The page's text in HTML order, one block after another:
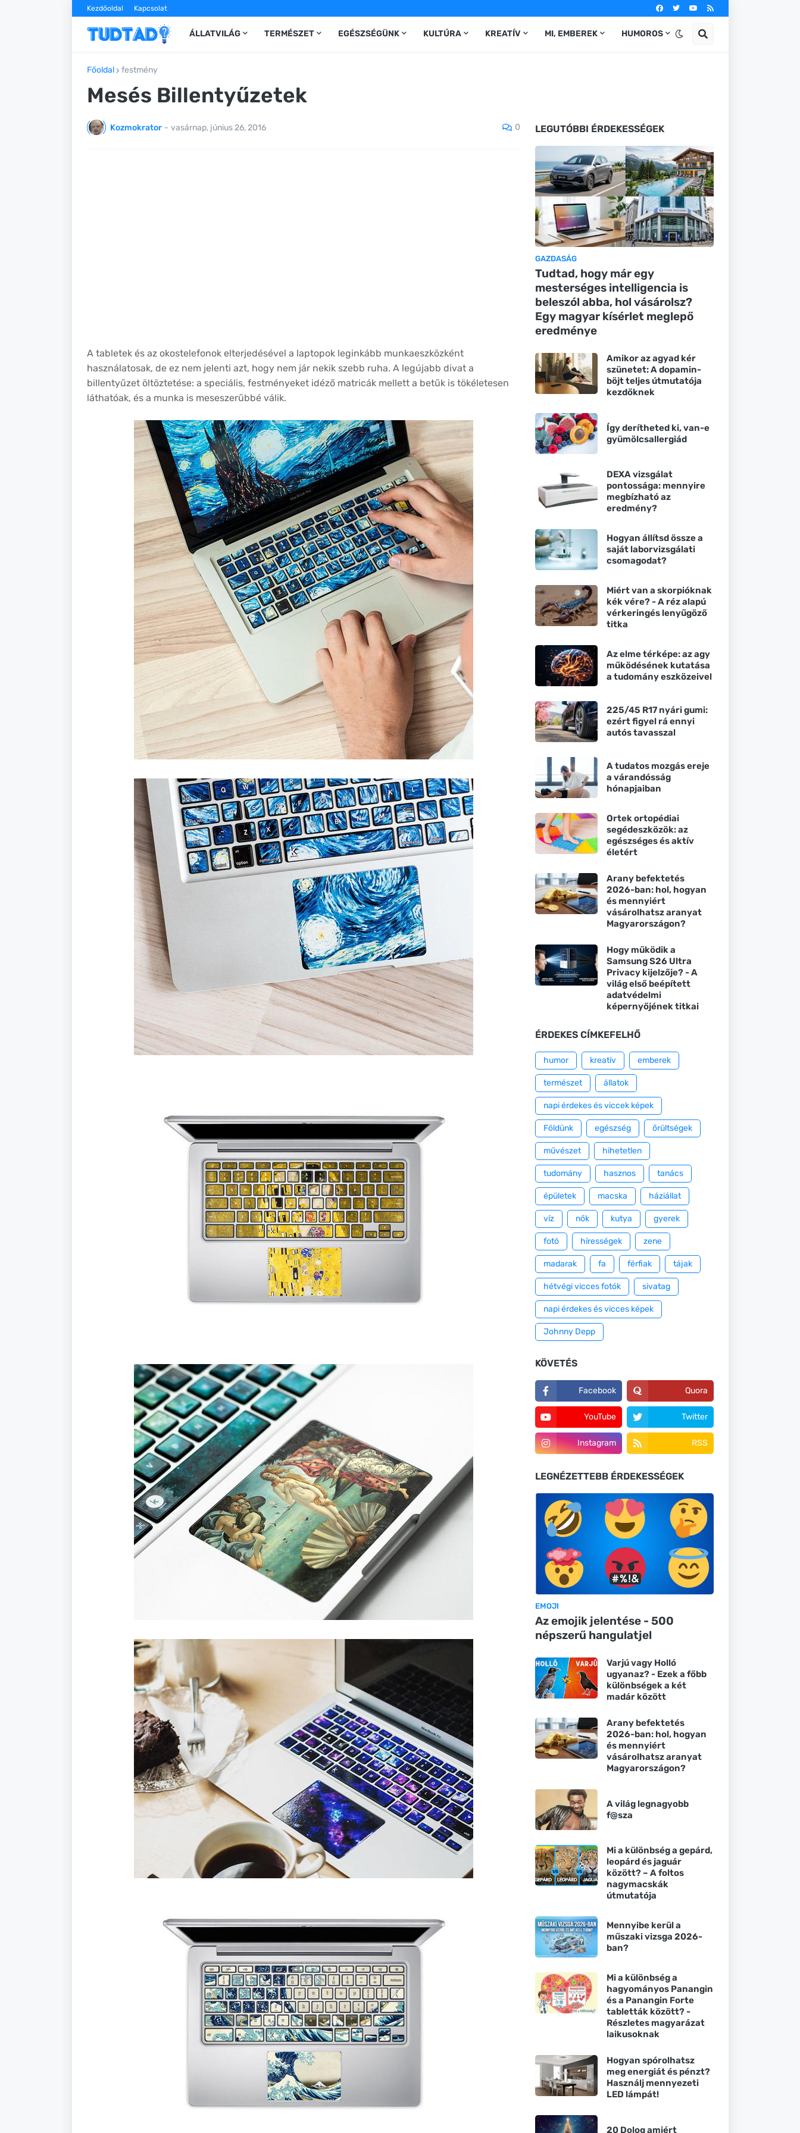
Kezdőoldal Kapcsolat
ÁLLATVILÁG TERMÉSZET EGÉSZSÉGÜNK KULTÚRA KREATÍV MI, EMBEREK HUMOROS
Főoldal festmény
Mesés Billentyűzetek
Kozmokrator - vasárnap, június 26, 2016 0
A tabletek és az okostelefonok elterjedésével a laptopok leginkább munkaeszközként
használatosak, de ez nem jelenti azt, hogy nem jár nekik szebb ruha. A legújabb divat a
billentyűzet öltöztetése: a speciális, festményeket idéző matricák mellett a betűk is tökéletesen
láthatóak, és a munka is meseszerűbbé válik.
LEGUTÓBBI ÉRDEKESSÉGEK
GAZDASÁG
Tudtad, hogy már egy
mesterséges intelligencia is
beleszól abba, hol vásárolsz?
Egy magyar kísérlet meglepő
eredménye
Amikor az agyad kér
szünetet: A dopamin-
böjt teljes útmutatója
kezdőknek
Így derítheted ki, van-e
gyümölcsallergiád
DEXA vizsgálat
pontossága: mennyire
megbízható az
eredmény?
Hogyan állítsd össze a
saját laborvizsgálati
csomagodat?
Miért van a skorpióknak
kék vére? - A réz alapú
vérkeringés lenyűgöző
titka
Az elme térképe: az agy
működésének kutatása
a tudomány eszközeivel
225/45 R17 nyári gumi:
ezért figyel rá ennyi
autós tavasszal
A tudatos mozgás ereje
a várandósság
hónapjaiban
Ortek ortopédiai
segédeszközök: az
egészséges és aktív
életért
Arany befektetés
2026-ban: hol, hogyan
és mennyiért
vásárolhatsz aranyat
Magyarországon?
Hogy működik a
Samsung S26 Ultra
Privacy kijelzője? - A
világ első beépített
adatvédelmi
képernyőjének titkai
ÉRDEKES CÍMKEFELHŐ
humor kreatív emberek
természet állatok
napi érdekes és viccek képek
Földünk egészség őrültségek
művészet hihetetlen
tudomány hasznos tanács
épületek macska háziállat
víz nők kutya gyerek
fotó hírességek zene
madarak fa férfiak tájak
hétvégi vicces fotók sivatag
napi érdekes és vicces képek
Johnny Depp
KÖVETÉS
Facebook Quora
YouTube Twitter
Instagram RSS
LEGNÉZETTEBB ÉRDEKESSÉGEK
EMOJI
Az emojik jelentése - 500
népszerű hangulatjel
Varjú vagy Holló
ugyanaz? - Ezek a főbb
különbségek a két
madár között
Arany befektetés
2026-ban: hol, hogyan
és mennyiért
vásárolhatsz aranyat
Magyarországon?
A világ legnagyobb
f@sza
Mi a különbség a gepárd,
leopárd és jaguár
között? – A foltos
nagymacskák
útmutatója
Mennyibe kerül a
műszaki vizsga 2026-
ban?
Mi a különbség a
hagyományos Panangin
és a Panangin Forte
tabletták között? -
Részletes magyarázat
laikusoknak
Hogyan spórolhatsz
meg energiát és pénzt?
Használj mennyezeti
LED lámpát!
20 Dolog amiért